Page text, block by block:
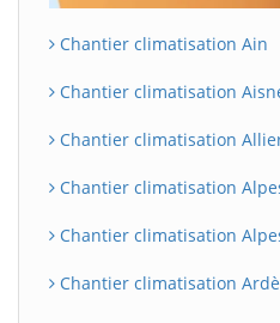
Chantier climatisation Ain
Chantier climatisation
Chantier climatisation
Chantier climatisation
Chantier climatisation
Chantier climatisation